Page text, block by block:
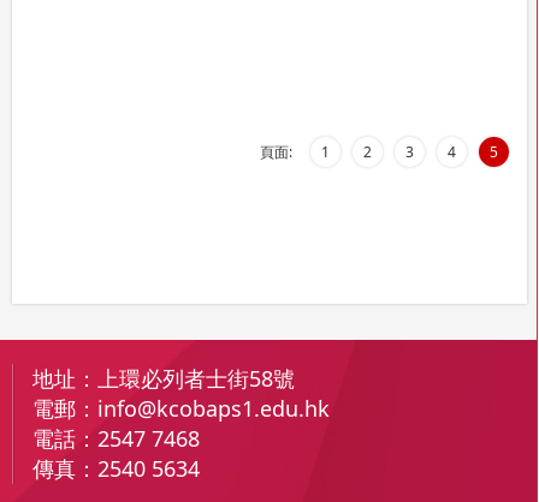
頁面: 1 2 3 4 5
地址：上環必列者士街58號
電郵： info@kcobaps1.edu.hk
電話：2547 7468
傳真：2540 5634